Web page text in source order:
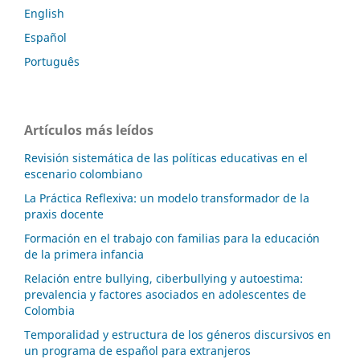
English
Español
Português
Artículos más leídos
Revisión sistemática de las políticas educativas en el
escenario colombiano
La Práctica Reflexiva: un modelo transformador de la
praxis docente
Formación en el trabajo con familias para la educación
de la primera infancia
Relación entre bullying, ciberbullying y autoestima:
prevalencia y factores asociados en adolescentes de
Colombia
Temporalidad y estructura de los géneros discursivos en
un programa de español para extranjeros